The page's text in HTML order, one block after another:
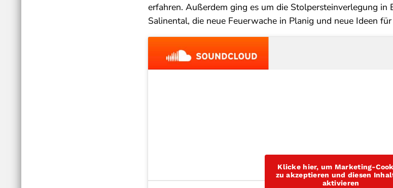
erfahren. Außerdem ging es um die Stolpersteinverlegung in
Salinental, die neue Feuerwache in Planig und neue Ideen
Klicke hier, um Marketing-
zu akzeptieren und diesen
aktivieren